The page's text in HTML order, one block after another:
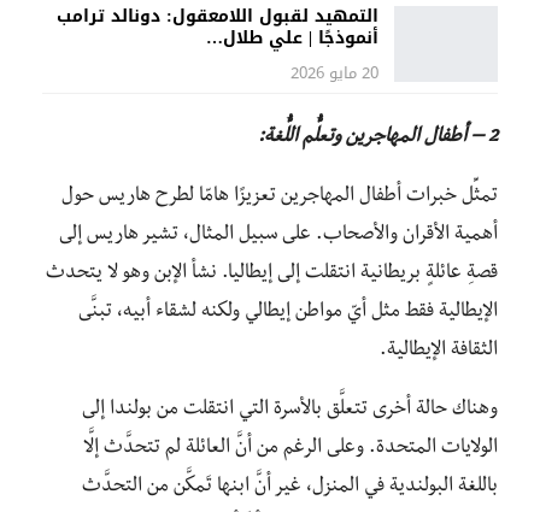
التمهيد لقبول اللامعقول: دونالد ترامب
أنموذجًا | علي طلال…
20 مايو 2026
2 – أطفال المهاجرين وتعلُّم اللُّغة:
تمثِّل خبرات أطفال المهاجرين تعزيزًا هامّا لطرح هاريس حول
أهمية الأقران والأصحاب. على سبيل المثال، تشير هاريس إلى
قصةِ عائلةٍ بريطانية انتقلت إلى إيطاليا. نشأ الإبن وهو لا يتحدث
الإيطالية فقط مثل أيّ مواطن إيطالي ولكنه لشقاء أبيه، تبنَّى
الثقافة الإيطالية.
وهناك حالة أخرى تتعلَّق بالأسرة التي انتقلت من بولندا إلى
الولايات المتحدة. وعلى الرغم من أنَّ العائلة لم تتحدَّث إلَّا
باللغة البولندية في المنزل، غير أنَّ ابنها تَمكَّن من التحدَّث